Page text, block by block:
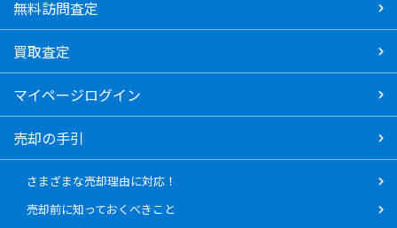
無料訪問査定
買取査定
マイページログイン
売却の手引
さまざまな売却理由に対応！
売却前に知っておくべきこと